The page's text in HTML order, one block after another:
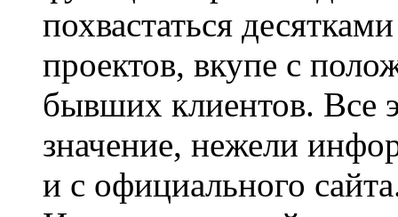
похвастаться
проектов, вкупе с
бывших клиентов. Все
значение, нежели
и с официального